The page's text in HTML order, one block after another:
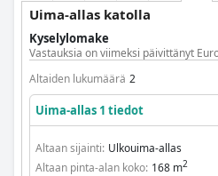
Uima-allas katolla
Kyselylomake
Vastauksia on viimeksi päivittänyt
Altaiden lukumäärä 2
Uima-allas 1 tiedot
Altaan sijainti: Ulkouima-allas
Altaan pinta-alan koko: 168 m2